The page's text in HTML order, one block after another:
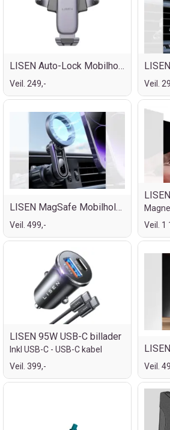
LISEN Auto-Lock Mobilholder
Veil. 249,- Veil.
LISEN MagSafe Mobilholder
Veil. 499,-
Veil. 1
LISEN 95W USB-C billader
Inkl USB-C - USB-C kabel
Veil. 399,-
Veil.